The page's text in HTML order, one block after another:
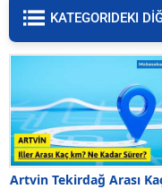
KATEGORIDEKI
Artvin Tekirdağ Arası